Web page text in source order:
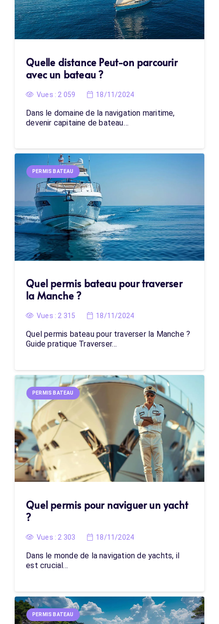
Quelle distance Peut-on parcourir
avec un bateau ?
Vues : 2 059 18/11/2024
Dans le domaine de la navigation maritime,
devenir capitaine de bateau…
PERMIS BATEAU
Quel permis bateau pour traverser
la Manche ?
Vues :2 315 18/11/2024
Quel permis bateau pour traverser la Manche ?
Guide pratique Traverser…
PERMIS BATEAU
Quel permis pour naviguer un yacht
?
Vues :2 303 18/11/2024
Dans le monde de la navigation de yachts, il
est crucial…
PERMIS BATEAU